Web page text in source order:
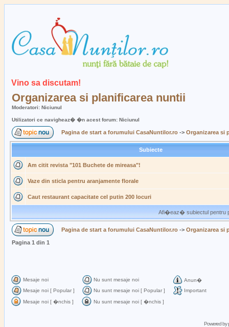
Vino sa discutam!
Organizarea si planificarea nuntii
Moderatori: Niciunul
Utilizatori ce navigheaz� �n acest forum: Niciunul
Pagina de start a forumului CasaNuntilor.ro -> Organizarea si
Subiecte
Am citit revista "101 Buchete de mireasa"!
Vaze din sticla pentru aranjamente florale
Caut restaurant capacitate cel putin 200 locuri
Afi�eaz� subiectul pentru
Pagina de start a forumului CasaNuntilor.ro -> Organizarea si
Pagina 1 din 1
Mesaje noi Nu sunt mesaje noi
Anun�
Mesaje noi [ Popular ]
Nu sunt mesaje noi [ Popular ]
Important
Mesaje noi [ �nchis ]
Nu sunt mesaje noi [ �nchis ]
Powered by